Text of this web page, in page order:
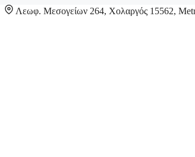
Λεωφ. Μεσογείων 264, Χολαργός 15562,